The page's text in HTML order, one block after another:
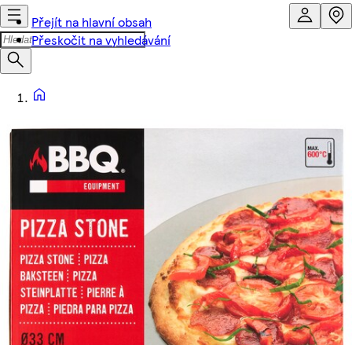
Přejít na hlavní obsah
Přeskočit na vyhledávání